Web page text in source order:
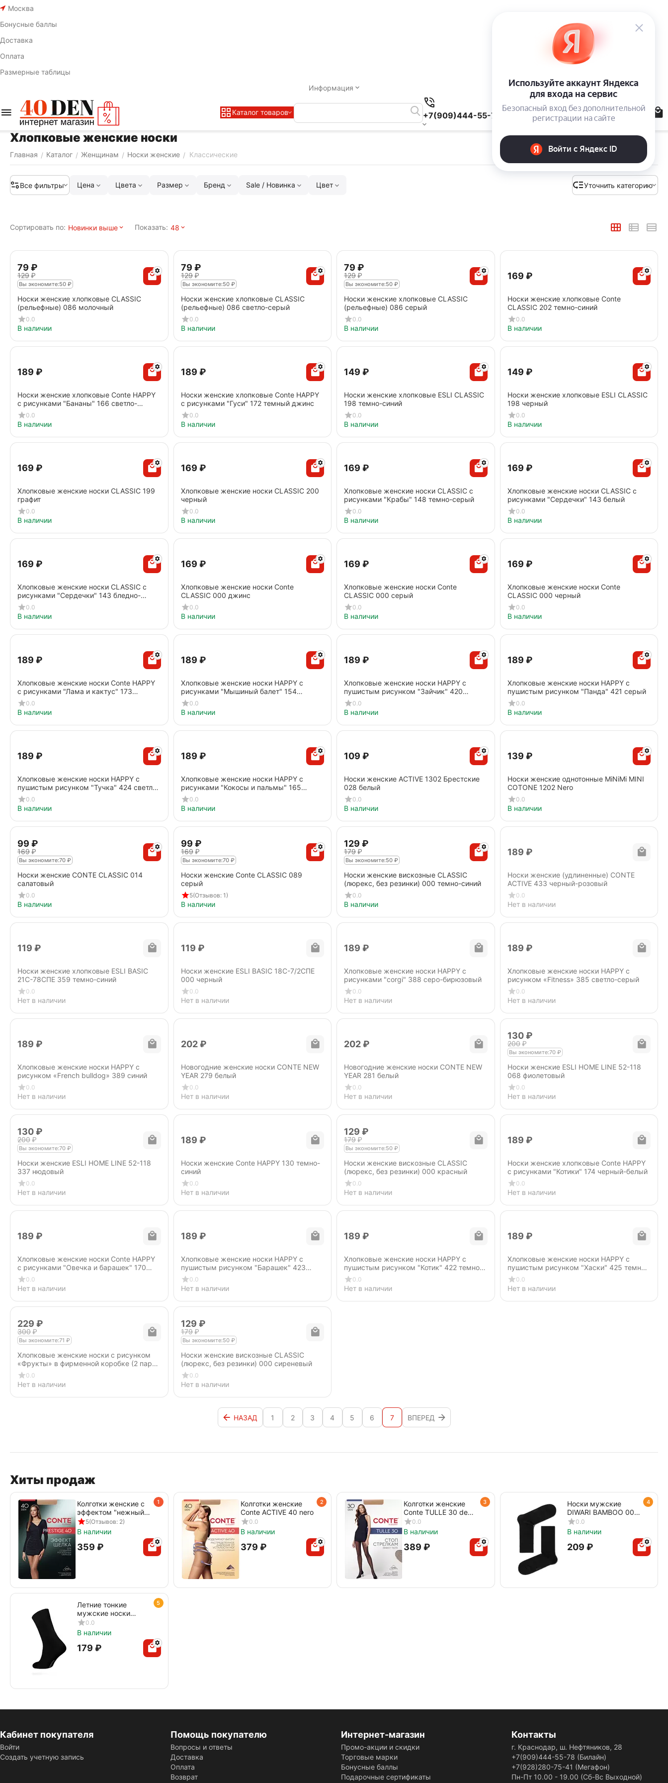
Москва
Бонусные баллы
Доставка
Оплата
Размерные таблицы
Информация
Каталог товаров +7(909)444-55-78
Хлопковые женские носки
Главная / Каталог / Женщинам / Носки женские / Классические
Все фильтры Цена Цвета Размер Бренд Sale / Новинка Цвет Уточнить категорию
Сортировать по: Новинки выше Показать: 48
‍79‍ ₽
‍129‍₽
Вы экономите:50 ₽
Носки женские хлопковые CLASSIC
(рельефные) 086 молочный
0.0
В наличии
‍79‍ ₽
‍129‍ ₽
Вы экономите:50₽
Носки женские хлопковые CLASSIC
(рельефные) 086 светло-серый
0.0
В наличии
‍79‍ ₽
‍129‍₽
Вы экономите:50 ₽
Носки женские хлопковые CLASSIC
(рельефные) 086 серый
0.0
В наличии
‍169‍ ₽
Носки женские хлопковые Conte
CLASSIC 202 темно-синий
0.0
В наличии
‍189‍ ₽
Носки женские хлопковые Conte HAPPY
c рисунками "Бананы" 166 светло-
розовый
0.0
В наличии
‍189‍ ₽
Носки женские хлопковые Conte HAPPY
c рисунками "Гуси" 172 темный джинс
0.0
В наличии
‍149‍ ₽
Носки женские хлопковые ESLI CLASSIC
198 темно-синий
0.0
В наличии
‍149‍ ₽
Носки женские хлопковые ESLI CLASSIC
198 черный
0.0
В наличии
‍169‍ ₽
Хлопковые женские носки CLASSIC 199
графит
0.0
В наличии
‍169‍ ₽
Хлопковые женские носки CLASSIC 200
черный
0.0
В наличии
‍169‍ ₽
Хлопковые женские носки CLASSIC с
рисунками "Крабы" 148 темно-серый
0.0
В наличии
‍169‍ ₽
Хлопковые женские носки CLASSIC с
рисунками "Сердечки" 143 белый
0.0
В наличии
‍169‍ ₽
Хлопковые женские носки CLASSIC с
рисунками "Сердечки" 143 бледно-
фиолетовый
0.0
В наличии
‍169‍ ₽
Хлопковые женские носки Conte
CLASSIC 000 джинс
0.0
В наличии
‍169‍ ₽
Хлопковые женские носки Conte
CLASSIC 000 серый
0.0
В наличии
‍169‍ ₽
Хлопковые женские носки Conte
CLASSIC 000 черный
0.0
В наличии
‍189‍ ₽
Хлопковые женские носки Conte HAPPY
с рисунками "Лама и кактус" 173
голубой
0.0
В наличии
‍189‍ ₽
Хлопковые женские носки HAPPY c
рисунками "Мышиный балет" 154
пепельно-розовый
0.0
В наличии
‍189‍ ₽
Хлопковые женские носки HAPPY с
пушистым рисунком "Зайчик" 420
светло-розовый
0.0
В наличии
‍189‍ ₽
Хлопковые женские носки HAPPY с
пушистым рисунком "Панда" 421 серый
0.0
В наличии
‍189‍ ₽
Хлопковые женские носки HAPPY с
пушистым рисунком "Тучка" 424 светло-
серый
0.0
В наличии
‍189‍ ₽
Хлопковые женские носки HAPPY с
рисунками "Кокосы и пальмы" 165
бледно-бирюзовый
0.0
В наличии
‍109‍ ₽
Носки женские ACTIVE 1302 Брестские
028 белый
0.0
В наличии
‍139‍ ₽
Носки женские однотонные MiNiMi MINI
COTONE 1202 Nero
0.0
В наличии
‍99‍ ₽
‍169‍₽
Вы экономите:70 ₽
Носки женские CONTE CLASSIC 014
салатовый
0.0
В наличии
‍99‍ ₽
‍169‍ ₽
Вы экономите:70₽
Носки женские Conte CLASSIC 089
серый
5(Отзывов: 1)
В наличии
‍129‍ ₽
‍179‍₽
Вы экономите:50 ₽
Носки женские вискозные CLASSIC
(люрекс, без резинки) 000 темно-синий
0.0
В наличии
‍189‍ ₽
Носки женские (удлиненные) CONTE
ACTIVE 433 черный-розовый
0.0
Нет в наличии
‍119‍ ₽
Носки женские хлопковые ESLI BASIC
21С-78СПЕ 359 темно-синий
0.0
Нет в наличии
‍119‍ ₽
Носки женские ESLI BASIC 18С-7/2СПЕ
000 черный
0.0
Нет в наличии
‍189‍ ₽
Хлопковые женские носки HAPPY с
рисунками "corgi" 388 серо-бирюзовый
0.0
Нет в наличии
‍189‍ ₽
Хлопковые женские носки HAPPY с
рисунком «Fitness» 385 светло-серый
0.0
Нет в наличии
‍189‍ ₽
Хлопковые женские носки HAPPY с
рисунком «French bulldog» 389 синий
0.0
Нет в наличии
‍202‍ ₽
Новогодние женские носки CONTE NEW
YEAR 279 белый
0.0
Нет в наличии
‍202‍₽
Новогодние женские носки CONTE NEW
YEAR 281 белый
0.0
Нет в наличии
‍130‍ ₽
‍200‍ ₽
Вы экономите:70₽
Носки женские ESLI HOME LINE 52-118
068 фиолетовый
0.0
Нет в наличии
‍130‍₽
‍200‍₽
Вы экономите:70 ₽
Носки женские ESLI HOME LINE 52-118
337 нюдовый
0.0
Нет в наличии
‍189‍ ₽
Носки женские Conte HAPPY 130 темно-
синий
0.0
Нет в наличии
‍129‍ ₽
‍179‍₽
Вы экономите:50 ₽
Носки женские вискозные CLASSIC
(люрекс, без резинки) 000 красный
0.0
Нет в наличии
‍189‍ ₽
Носки женские хлопковые Conte HAPPY
c рисунками "Котики" 174 черный-белый
0.0
Нет в наличии
‍189‍ ₽
Хлопковые женские носки Conte HAPPY
с рисунками "Овечка и барашек" 170
бежевый
0.0
Нет в наличии
‍189‍ ₽
Хлопковые женские носки HAPPY с
пушистым рисунком "Барашек" 423
бледно-бирюзовый
0.0
Нет в наличии
‍189‍ ₽
Хлопковые женские носки HAPPY с
пушистым рисунком "Котик" 422 темно-
серый
0.0
Нет в наличии
‍189‍ ₽
Хлопковые женские носки HAPPY с
пушистым рисунком "Хаски" 425 темный
джинс
0.0
Нет в наличии
‍229‍ ₽
‍300‍₽
Вы экономите:71 ₽
Хлопковые женские носки с рисунком
«Фрукты» в фирменной коробке (2 пары)
716 салатовый-темно-синий
0.0
Нет в наличии
‍129‍ ₽
‍179‍ ₽
Вы экономите:50₽
Носки женские вискозные CLASSIC
(люрекс, без резинки) 000 сиреневый
0.0
Нет в наличии
НАЗАД 1 2 3 4 5 6 7 ВПЕРЕД
Хиты продаж
1
Колготки женские с
эффектом "нежный
шелк" PRESTIGE 40
den beige
5(Отзывов: 2)
В наличии
‍359‍ ₽
2
Колготки женские
Conte ACTIVE 40 nero
0.0
В наличии
‍379‍ ₽
3
Колготки женские
Conte TULLE 30 den
nero0.0
В наличии
‍389‍ ₽
4
Носки мужские
DIWARI BAMBOO 000
черный
0.0
В наличии
‍209‍ ₽
5
Летние тонкие
мужские носки
DIWARI CLASSIC
COOL EFFECT 010
черный
0.0
В наличии
‍179‍ ₽
Кабинет покупателя
Войти
Создать учетную запись
Помощь покупателю
Вопросы и ответы
Доставка
Оплата
Возврат
Интернет-магазин
Промо-акции и скидки
Торговые марки
Бонусные баллы
Подарочные сертификаты
Контакты
г. Краснодар, ш. Нефтяников, 28
+7(909)444-55-78 (Билайн)
+7(928)280-75-41 (Мегафон)
Пн-Пт 10.00 - 19.00 (Сб-Вс Выходной)